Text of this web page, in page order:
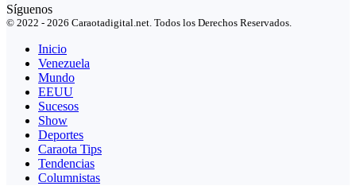
Síguenos
© 2022 - 2026 Caraotadigital.net. Todos los Derechos Reservados.
Inicio
Venezuela
Mundo
EEUU
Sucesos
Show
Deportes
Caraota Tips
Tendencias
Columnistas